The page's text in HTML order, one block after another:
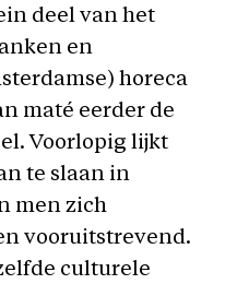
deel van het
en
horeca
maté eerder de
Voorlopig lijkt
te slaan in
men zich
vooruitstrevend.
culturele